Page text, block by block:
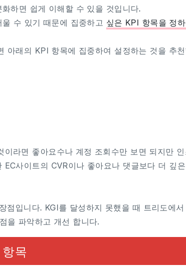
하면 쉽게 이해할 수 있을 것입니다.
수 있기 때문에 집중하고 싶은 KPI 항목을 정
아래의 KPI 항목에 집중하여 설정하는 것을 추
라면 좋아요수나 계정 조회수만 보면 되지만
사이트의 CVR이나 좋아요나 댓글보다 더 깊
장점입니다. KGI를 달성하지 못했을 때 트리도에
을 파악하고 개선 합니다.
목